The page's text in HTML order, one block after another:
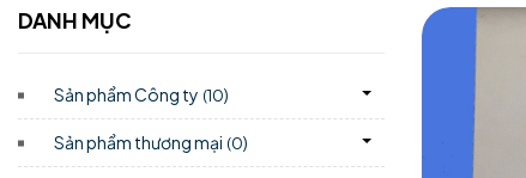
DANH MỤC
Sản phẩm Công ty (10)
Sản phẩm thương mại (0)